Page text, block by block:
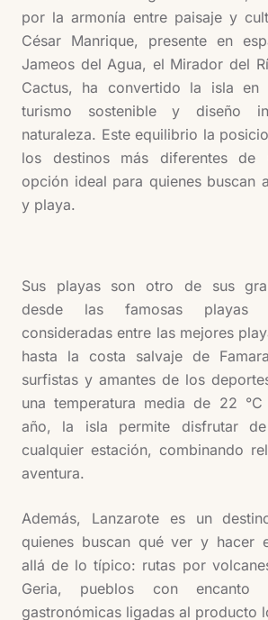
por la armonía entre paisaje y
César Manrique, presente en
Jameos del Agua, el Mirador del
Cactus, ha convertido la isla en
turismo sostenible y diseño
naturaleza. Este equilibrio la
los destinos más diferentes de
opción ideal para quienes buscan
y playa.
Sus playas son otro de sus
desde las famosas playas
consideradas entre las mejores
hasta la costa salvaje de
surfistas y amantes de los
una temperatura media de 22
año, la isla permite disfrutar
cualquier estación, combinando
aventura.
Además, Lanzarote es un
quienes buscan qué ver y hacer
allá de lo típico: rutas por
Geria, pueblos con encanto
gastronómicas ligadas al producto